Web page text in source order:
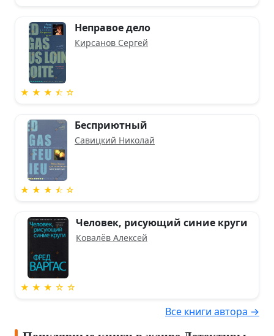
★ ★ ★ ⯪ ☆
Неправое дело
Кирсанов Сергей
★ ★ ★ ⯪ ☆
Бесприютный
Савицкий Николай
★ ★ ★ ☆ ☆
Человек, рисующий синие круги
Ковалёв Алексей
Все книги автора →